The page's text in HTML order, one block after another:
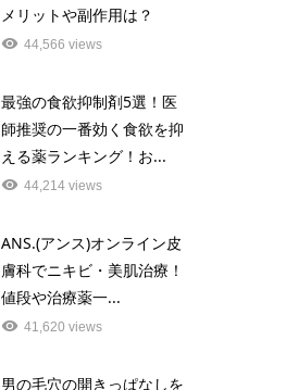
メリットや副作用は？
44,566 views
最強の食欲抑制剤5選！医
師推奨の一番効く食欲を抑
える薬ランキング！お...
44,214 views
ANS.(アンス)オンライン皮
膚科でニキビ・美肌治療！
値段や治療薬一...
41,620 views
男の毛穴の開きっぱなしを